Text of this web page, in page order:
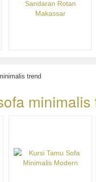
trend
minimalis